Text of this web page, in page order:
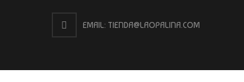
EMAIL: TIENDA@LAOPALINA.COM